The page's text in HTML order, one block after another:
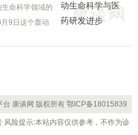
命科学领域的
9日这个轰动
康谈网 版权所有 鄂ICP备18015839
风险提示:本站内容仅供参考，不作为诊